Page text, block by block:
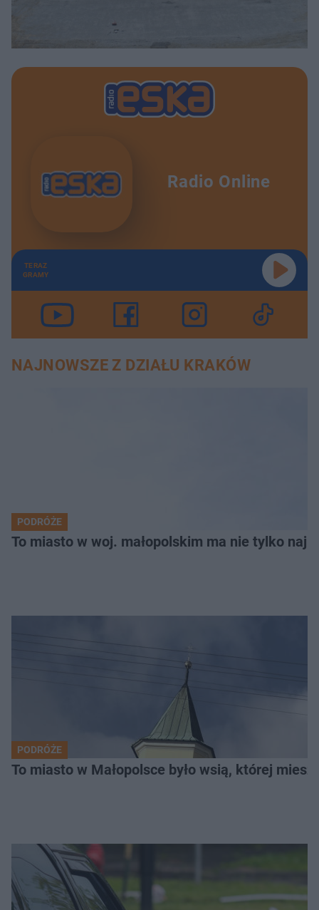
Radio Online
TERAZ
GRAMY
NAJNOWSZE Z DZIAŁU KRAKÓW
PODRÓŻE
To miasto w woj. małopolskim ma nie tylko
PODRÓŻE
To miasto w Małopolsce było wsią, której